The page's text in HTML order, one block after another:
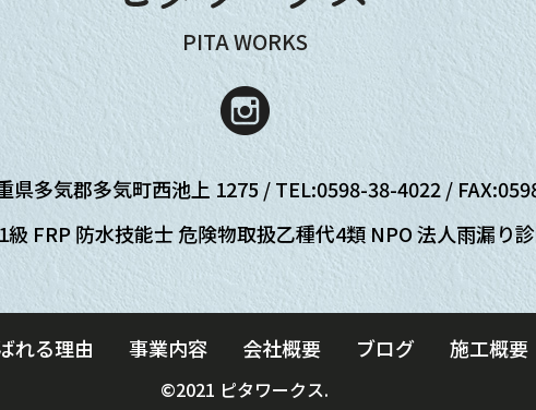
PITA WORKS
県多気郡多気町西池上 1275 / TEL:0598-38-4022/
級 FRP 防水技能士 危険物取扱乙種代4類 NPO 法人雨漏り
れる理由 事業内容 会社概要 ブログ 施工概要
©2021 ピタワークス.